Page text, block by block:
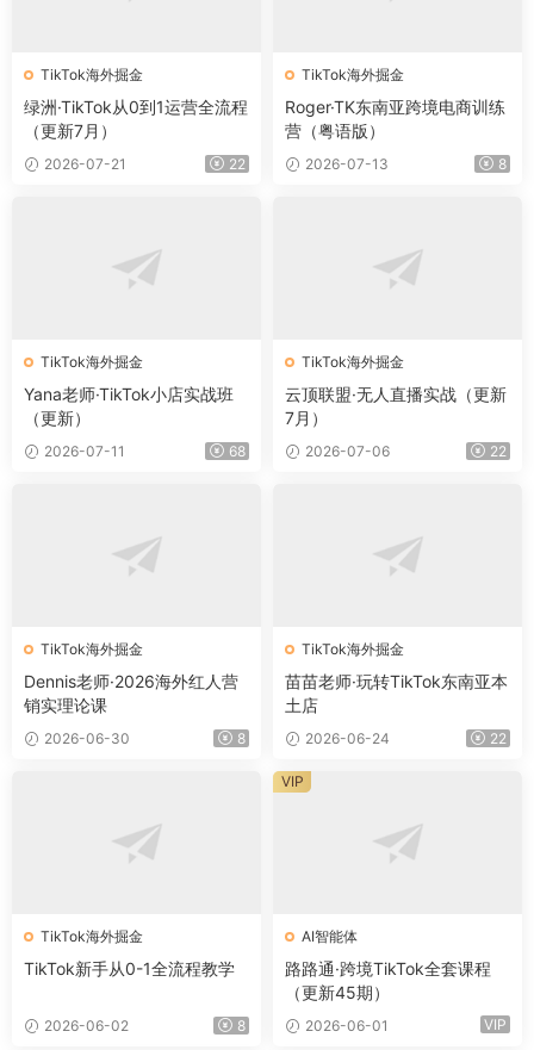
TikTok海外掘金
绿洲·TikTok从0到1运营全流程
（更新7月）
2026-07-21 22
TikTok海外掘金
Roger·TK东南亚跨境电商训练
营（粤语版）
2026-07-13 8
TikTok海外掘金
Yana老师·TikTok小店实战班
（更新）
2026-07-11 68
TikTok海外掘金
云顶联盟·无人直播实战（更新
7月）
2026-07-06 22
TikTok海外掘金
Dennis老师·2026海外红人营
销实理论课
2026-06-30 8
TikTok海外掘金
苗苗老师·玩转TikTok东南亚本
土店
2026-06-24 22
TikTok海外掘金
TikTok新手从0-1全流程教学
2026-06-02 8
AI智能体
路路通·跨境TikTok全套课程
（更新45期）
2026-06-01 VIP
VIP